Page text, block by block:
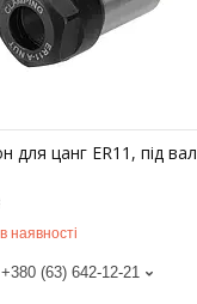
для цанг ER11, під вал
наявності
+380 (63) 642-12-21